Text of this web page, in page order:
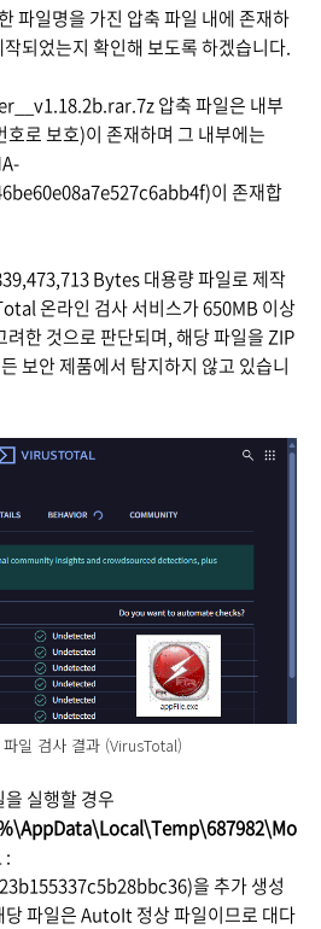
파일명을 가진 압축 파일 내에 존재하
되었는지 확인해 보도록 하겠습니다.
압축 파일은 내부
로 보호)이 존재하며 그 내부에는
이 존재합
Bytes 대용량 파일로 제작
온라인 검사 서비스가 650MB 이상
려한 것으로 판단되며, 해당 파일을 ZIP
보안 제품에서 탐지하지 않고 있습니
일 검사 결과 (VirusTotal)
실행할 경우
:
을 추가 생성
파일은 AutoIt 정상 파일이므로 대다